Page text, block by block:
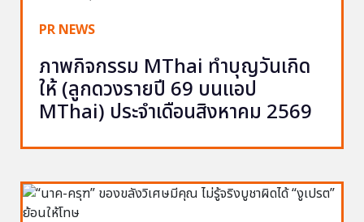
PR NEWS
ภาพกิจกรรม MThai ทำบุญวันเกิด
ให้ (ลูกดวงรายปี 69 บนแอป
MThai) ประจำเดือนสิงหาคม 2569